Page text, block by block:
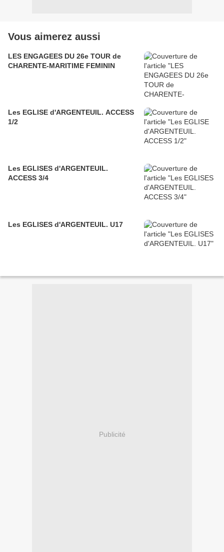
Vous aimerez aussi
LES ENGAGEES DU 26e TOUR de
CHARENTE-MARITIME FEMININ
Les EGLISE d'ARGENTEUIL. ACCESS
1/2
Les EGLISES d'ARGENTEUIL.
ACCESS 3/4
Les EGLISES d'ARGENTEUIL. U17
Publicité